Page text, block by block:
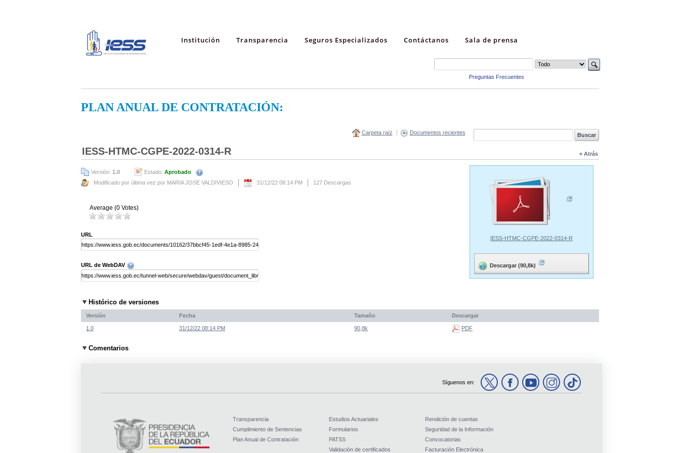
Institución Transparencia Seguros Especializados Contáctanos Sala de prensa
Preguntas Frecuentes
PLAN ANUAL DE CONTRATACIÓN:
Carpeta raíz Documentos recientes
« Atrás
IESS-HTMC-CGPE-2022-0314-R
Versión: 1.0 Estado: Aprobado
Modificado por última vez por MARIA JOSE VALDIVIESO
31/12/22 08:14 PM 127 Descargas
Average (0 Votes)
URL
URL de WebDAV
IESS-HTMC-CGPE-2022-0314-R
Descargar (90,8k)
Histórico de versiones
Versión Fecha Tamaño Descargar
1.0 31/12/22 08:14 PM 90,8k PDF
Comentarios
Síguenos en:
Transparencia
Cumplimiento de Sentencias
Plan Anual de Contratación
Estudios Actuariales
Formularios
PATSS
Validación de certificados
Rendición de cuentas
Seguridad de la Información
Convocatorias
Facturación Electrónica